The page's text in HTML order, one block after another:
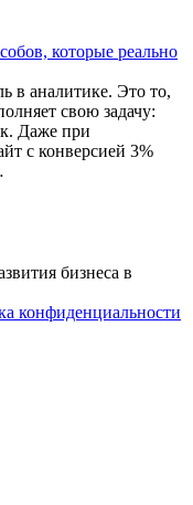
которые реально
в аналитике. Это то,
свою задачу:
Даже при
с конверсией 3%
бизнеса в
конфиденциальности